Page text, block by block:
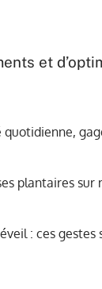
et
quotidienne,
plantaires sur
: ces gestes